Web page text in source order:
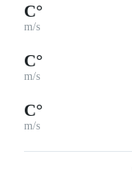
°C
m/s
°C
m/s
°C
m/s